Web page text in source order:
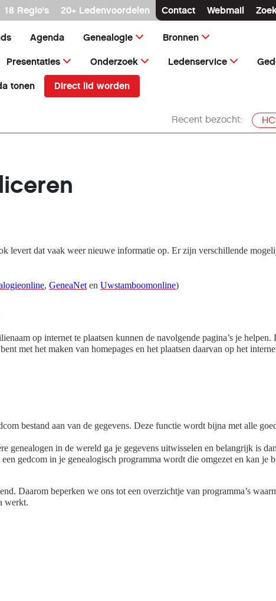
18 Regio's 20+ Ledenvoordelen Contact Webmail
Agenda Genealogie Bronnen
Presentaties Onderzoek Ledenservice
tonen Direct lid worden
Recent bezocht:
levert dat vaak weer nieuwe informatie op. Er zijn verschillende
, GeneaNet en Uwstamboomonline)
op internet te plaatsen kunnen de navolgende pagina’s je helpen.
met het maken van homepages en het plaatsen daarvan op het
bestand aan van de gegevens. Deze functie wordt bijna met alle
genealogen in de wereld ga je gegevens uitwisselen en belangrijk is
gedcom in je genealogisch programma wordt die omgezet en kan je
Daarom beperken we ons tot een overzichtje van programma’s
werkt.